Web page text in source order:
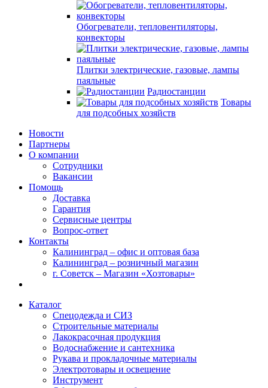
Обогреватели, тепловентиляторы,
конвекторы
Плитки электрические, газовые, лампы
паяльные
Радиостанции
Товары
для подсобных хозяйств
Новости
Партнеры
О компании
Сотрудники
Вакансии
Помощь
Доставка
Гарантия
Сервисные центры
Вопрос-ответ
Контакты
Калининград – офис и оптовая база
Калининград – розничный магазин
г. Советск – Магазин «Хозтовары»
Каталог
Спецодежда и СИЗ
Строительные материалы
Лакокрасочная продукция
Водоснабжение и сантехника
Рукава и прокладочные материалы
Электротовары и освещение
Инструмент